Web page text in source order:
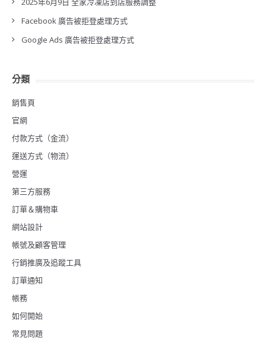
Facebook 廣告被拒登處理方式
Google Ads 廣告被拒登處理方式
分類
銷售頁
官網
付款方式（金流）
運送方式（物流）
營運
第三方服務
訂單＆購物車
網站設計
帳號及顧客管理
行銷推廣及追蹤工具
訂單通知
帳務
如何開始
常見問題